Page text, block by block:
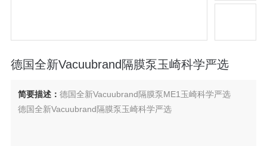
德国全新Vacuubrand隔膜泵玉崎科学严选
简要描述： 德国全新Vacuubrand隔膜泵ME1玉崎科学严选
德国全新Vacuubrand隔膜泵玉崎科学严选